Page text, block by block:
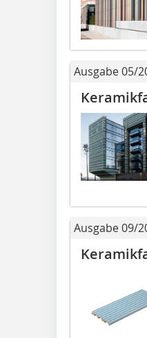
Ausgabe 05/
Ausgabe 09/